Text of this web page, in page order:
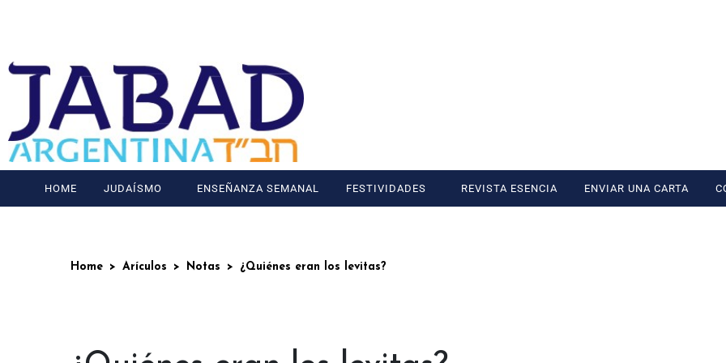
HOME JUDAÍSMO ENSEÑANZA SEMANAL FESTIVIDADES REVISTA ESENCIA ENVIAR UNA CARTA
Home Arículos Notas ¿Quiénes eran los levitas?